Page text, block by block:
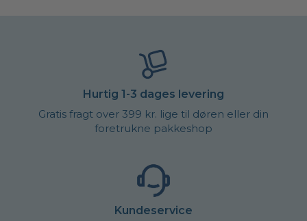
Hurtig 1-3 dages levering
Gratis fragt over 399 kr. lige til døren eller din
foretrukne pakkeshop
Kundeservice